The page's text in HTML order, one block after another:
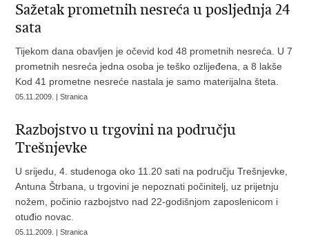
Sažetak prometnih nesreća u posljednja 24
sata
Tijekom dana obavljen je očevid kod 48 prometnih nesreća. U 7
prometnih nesreća jedna osoba je teško ozlijeđena, a 8 lakše
Kod 41 prometne nesreće nastala je samo materijalna šteta.
05.11.2009. | Stranica
Razbojstvo u trgovini na području
Trešnjevke
U srijedu, 4. studenoga oko 11.20 sati na području Trešnjevke,
Antuna Štrbana, u trgovini je nepoznati počinitelj, uz prijetnju
nožem, počinio razbojstvo nad 22-godišnjom zaposlenicom i
otuđio novac.
05.11.2009. | Stranica